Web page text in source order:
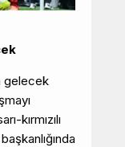
gelecek
kırmızılı